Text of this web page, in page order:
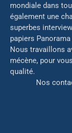
mondiale dans
également une
superbes
papiers
Nous travaillons
mécène, pour
qualité.
Nos